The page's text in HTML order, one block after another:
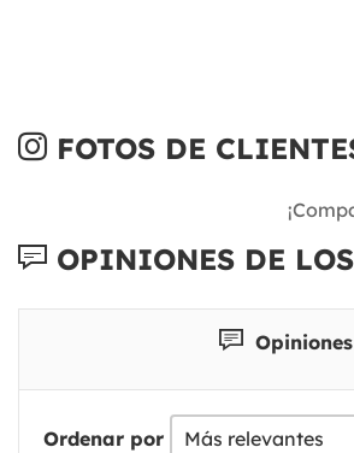
FOTOS DE
OPINIONES DE
Ordenar por